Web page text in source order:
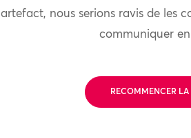
artefact, nous serions ravis de les
communiquer
RECOMMENCER LA